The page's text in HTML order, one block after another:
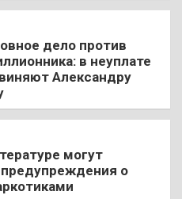
дело против
в неуплате
Александру
могут
о